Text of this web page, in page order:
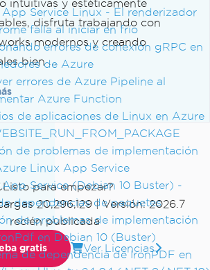
Service Linux - El renderizador
falla al iniciar en frío
errores de conexión gRPC en
de Azure
errores de Azure Pipeline al
Azure Function
de aplicaciones de Linux en Azure
de problemas de implementación
Linux App Service
Service (Debian 10 Buster) -
dependencias de paquetes
de problemas de implementación
en Debian 10 (Buster)
de dependencia de IronPDF en
intuitivas y estéticamente
disfruta trabajando con
modernos y creando
bien ...
para empezar?
20,296,129|Versión: 2026.7
recién publicada
gratis Ver Licencias